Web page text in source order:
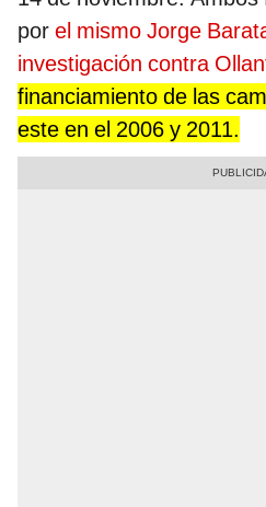
por el mismo Jorge
investigación contra
financiamiento de las
este en el 2006 y 2011.